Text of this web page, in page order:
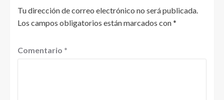
Tu dirección de correo electrónico no será publicada.
Los campos obligatorios están marcados con*
Comentario *